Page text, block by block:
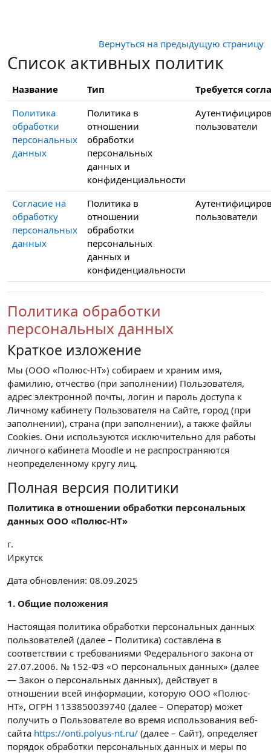
Вернуться на предыдущую страницу
Список активных политик
Название Тип
Требуется
Политика
обработки
персональных
данных
Политика в
отношении
обработки
персональных
данных и
конфиденциальности
пользователи
Согласие на
обработку
персональных
данных
Политика в
отношении
обработки
персональных
данных и
конфиденциальности
пользователи
Политика обработки
персональных данных
Краткое изложение
Мы (ООО «Полюс-НТ») собираем и храним имя,
фамилию, отчество (при заполнении) Пользователя,
адрес электронной почты, логин и пароль доступа к
Личному кабинету Пользователя на Сайте, город (при
заполнении), страна (при заполнении), а также файлы
Cookies. Они используются исключительно для работы
личного кабинета Moodle и не распространяются
неопределенному кругу лиц.
Полная версия политики
Политика в отношении обработки персональных
данных ООО «Полюс-НТ»
г.
Иркутск
Дата обновления: 08.09.2025
1. Общие положения
Настоящая политика обработки персональных данных
пользователей (далее – Политика) составлена в
соответствии с требованиями Федерального закона от
27.07.2006. № 152-ФЗ «О персональных данных» (далее
— Закон о персональных данных), действует в
отношении всей информации, которую ООО «Полюс-
НТ», ОГРН 1133850039740 (далее – Оператор) может
получить о Пользователе во время использования веб-
сайта https://onti.polyus-nt.ru/ (далее – Сайт), определяет
порядок обработки персональных данных и меры по